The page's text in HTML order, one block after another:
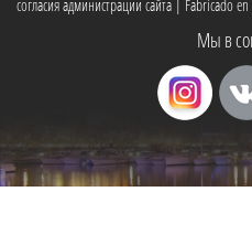
согласия администрации сайта | Fabricado en
Мы в